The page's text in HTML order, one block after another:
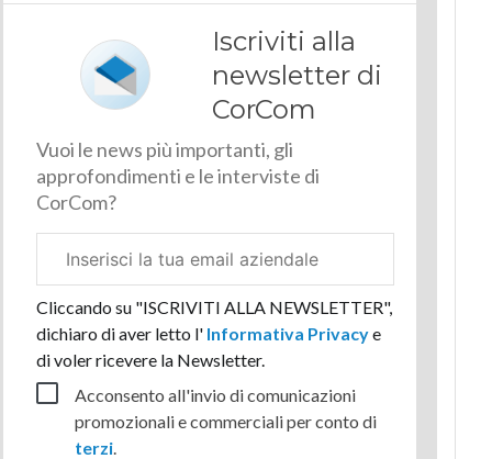
Iscriviti alla
newsletter di
CorCom
Vuoi le news più importanti, gli
approfondimenti e le interviste di
CorCom?
aziendale
Cliccando su "ISCRIVITI ALLA NEWSLETTER",
dichiaro di aver letto l'Informativa Privacye
di voler ricevere la Newsletter.
Acconsento all'invio di comunicazioni
promozionali e commerciali per conto di
terzi.